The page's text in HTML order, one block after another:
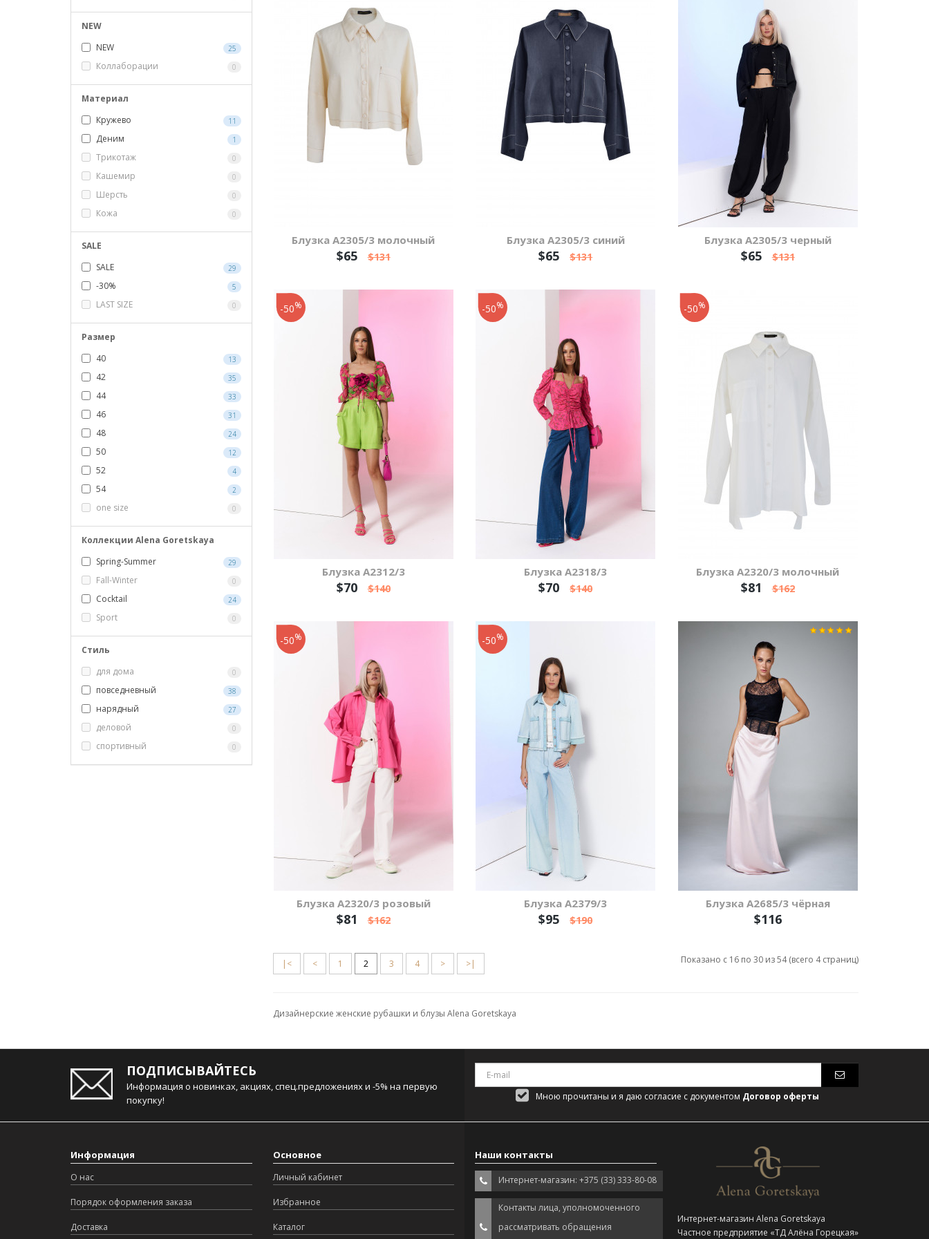
NEW
NEW
25
Коллаборации 0
Материал
Кружево
11
Деним 1
Трикотаж 0
Кашемир 0
Шерсть 0
Кожа 0
SALE
SALE
29
-30% 5
LAST SIZE 0
Размер
40
13
42 35
44 33
46 31
48 24
50 12
52 4
54 2
one size 0
Коллекции Alena Goretskaya
Spring-Summer
29
Fall-Winter 0
Cocktail 24
Sport 0
Стиль
для дома
0
повседневный 38
нарядный 27
деловой 0
спортивный 0
Блузка А2305/3 молочный
$65 $131
Блузка А2305/3 синий
$65 $131
Блузка А2305/3 черный
$65 $131
Блузка А2312/3
$70 $140
-50%
Блузка А2318/3
$70 $140
-50%
Блузка А2320/3 молочный
$81 $162
-50%
Блузка А2320/3 розовый
$81 $162
-50%
Блузка А2379/3
$95 $190
-50%
Блузка А2685/3 чёрная
$116
|< < 1 2 3 4 > >| Показано с 16 по 30 из 54 (всего 4 страниц)
Дизайнерские женские рубашки и блузы Alena Goretskaya
ПОДПИСЫВАЙТЕСЬ
Информация о новинках, акциях, спец.предложениях и -5% на первую
покупку!
Мною прочитаны и я даю согласие с документом Договор оферты
Информация
О нас
Порядок оформления заказа
Доставка
Основное
Личный кабинет
Избранное
Каталог
Наши контакты
Интернет-магазин: +375 (33) 333-80-08
Контакты лица, уполномоченного
рассматривать обращения
Интернет-магазин Alena Goretskaya
Частное предприятие «ТД Алёна Горецкая»